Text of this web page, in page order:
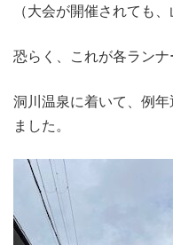
（大会が開催されても
恐らく、これが各ランナ
洞川温泉に着いて、例
ました。